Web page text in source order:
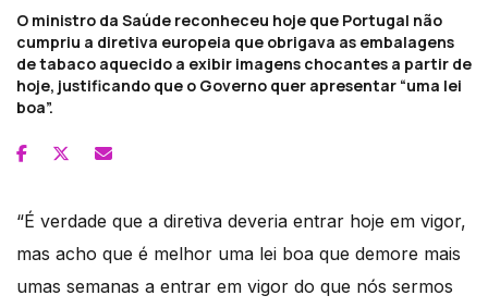
O ministro da Saúde reconheceu hoje que Portugal não
cumpriu a diretiva europeia que obrigava as embalagens
de tabaco aquecido a exibir imagens chocantes a partir de
hoje, justificando que o Governo quer apresentar “uma lei
boa”.
“É verdade que a diretiva deveria entrar hoje em vigor,
mas acho que é melhor uma lei boa que demore mais
umas semanas a entrar em vigor do que nós sermos